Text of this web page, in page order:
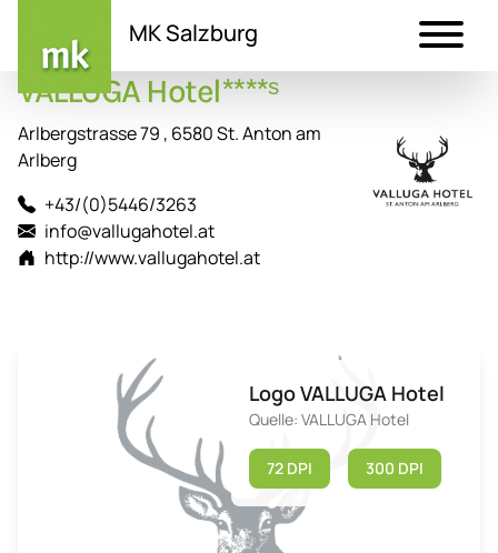
Inhalt
MK Salzburg
VALLUGA Hotel****ˢ
Arlbergstrasse 79 , 6580 St. Anton am
Arlberg
+43/(0)5446/3263
info@vallugahotel.at
http://www.vallugahotel.at
Logo VALLUGA Hotel
Quelle: VALLUGA Hotel
72 DPI 300 DPI